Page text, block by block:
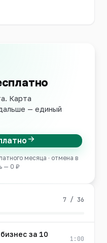
Карта
— единый
месяца · отмена в
— 0 ₽
7 / 36
за 10
1:00